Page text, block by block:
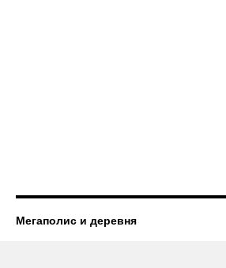
Мегаполис и деревня